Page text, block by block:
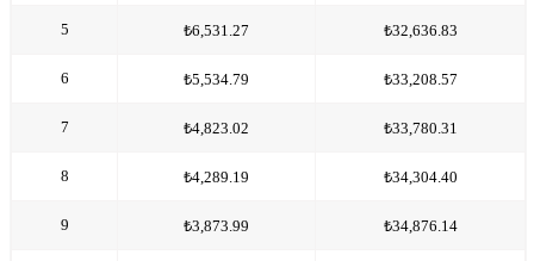
5 ₺6,531.27 ₺32,636.83
6 ₺5,534.79 ₺33,208.57
7 ₺4,823.02 ₺33,780.31
8 ₺4,289.19 ₺34,304.40
9 ₺3,873.99 ₺34,876.14